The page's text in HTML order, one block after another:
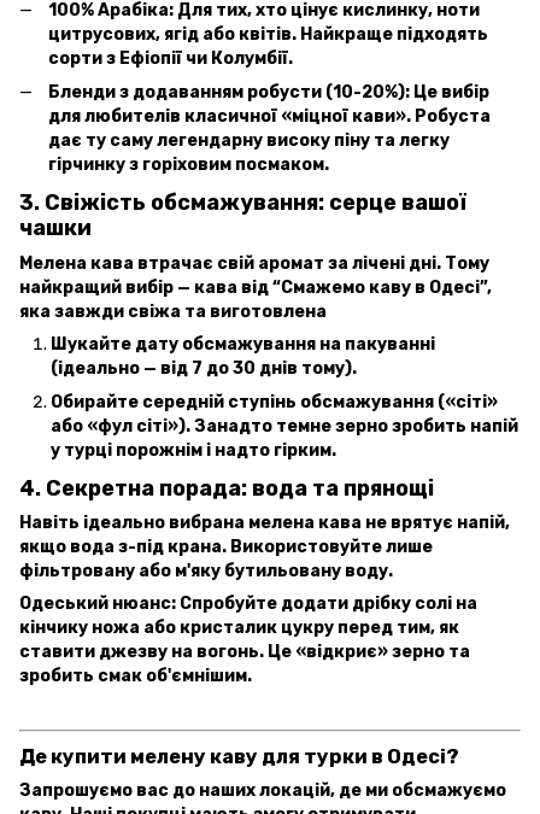
100% Арабіка: Для тих, хто цінує кислинку, ноти
цитрусових, ягід або квітів. Найкраще підходять
сорти з Ефіопії чи Колумбії.
Бленди з додаванням робусти (10-20%): Це вибір
для любителів класичної «міцної кави». Робуста
дає ту саму легендарну високу піну та легку
гірчинку з горіховим посмаком.
3. Свіжість обсмажування: серце вашої
чашки
Мелена кава втрачає свій аромат за лічені дні. Тому
найкращий вибір — кава від “Смажемо каву в Одесі”,
яка завжди свіжа та виготовлена
Шукайте дату обсмажування на пакуванні
(ідеально — від 7 до 30 днів тому).
Обирайте середній ступінь обсмажування («сіті»
або «фул сіті»). Занадто темне зерно зробить напій
у турці порожнім і надто гірким.
4. Секретна порада: вода та прянощі
Навіть ідеально вибрана мелена кава не врятує напій,
якщо вода з-під крана. Використовуйте лише
фільтровану або м'яку бутильовану воду.
Одеський нюанс: Спробуйте додати дрібку солі на
кінчику ножа або кристалик цукру перед тим, як
ставити джезву на вогонь. Це «відкриє» зерно та
зробить смак об'ємнішим.
Де купити мелену каву для турки в Одесі?
Запрошуємо вас до наших локацій, де ми обсмажуємо